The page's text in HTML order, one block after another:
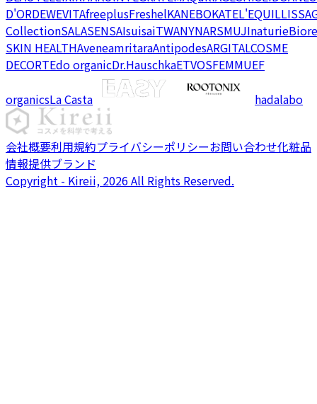
D'ORDEWEVITAfreeplusFreshelKANEBOKATEL'EQUIL
CollectionSALASENSAIsuisaiTWANYNARSMUJInaturieBiore
SKIN HEALTHAveneamritaraAntipodesARGITALCOSME
DECORTEdo organicDr.HauschkaETVOSFEMMUEF
organicsLa Casta hadalabo
会社概要利用規約プライバシーポリシーお問い合わせ化粧品
情報提供ブランド
Copyright - Kireii, 2026 All Rights Reserved.